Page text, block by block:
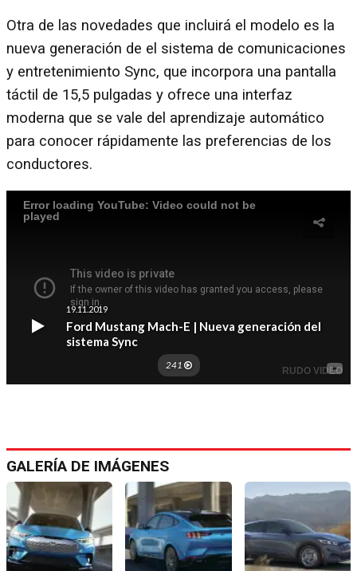
Otra de las novedades que incluirá el modelo es la
nueva generación de el sistema de comunicaciones
y entretenimiento Sync, que incorpora una pantalla
táctil de 15,5 pulgadas y ofrece una interfaz
moderna que se vale del aprendizaje automático
para conocer rápidamente las preferencias de los
conductores.
GALERÍA DE IMÁGENES